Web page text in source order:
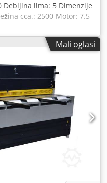
Debljina lima: 5 Dimenzije
cca.: 2500 Motor: 7.5
Programabilni,
od 750 mm Rasvjeta
2 potporne ruke za lim 1
1306, 1505) Zaštita
Jednostavno
Kuglični vijak Brojač
nožna papučica s
Svjetlosna barijera na
Mali oglasi